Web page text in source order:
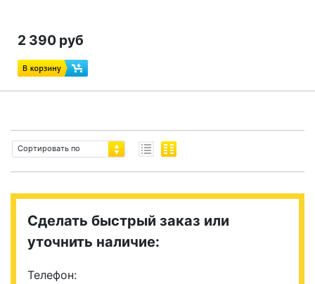
2 390 руб
Сортировать по
Сделать быстрый заказ или
уточнить наличие:
Телефон: